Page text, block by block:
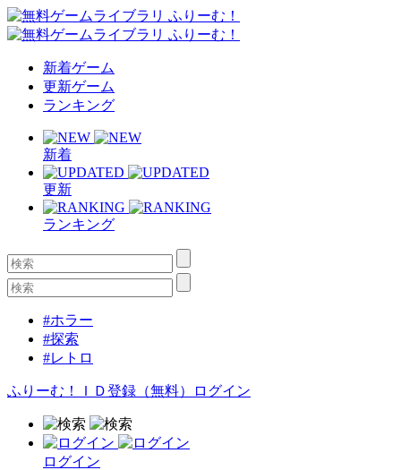
新着ゲーム
更新ゲーム
ランキング
新着
更新
ランキング
#ホラー
#探索
#レトロ
ふりーむ！ＩＤ登録（無料） ログイン
ログイン